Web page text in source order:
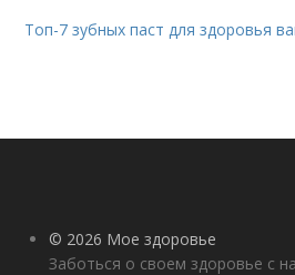
Топ-7 зубных паст для здоровья
© 2026 Мое здоровье
Заботься о своем здоровье с